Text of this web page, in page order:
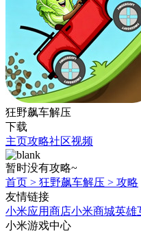
狂野飙车解压
下载
主页攻略社区视频
暂时没有攻略~
首页 > 狂野飙车解压 > 攻略
友情链接
小米应用商店小米商城英雄
小米游戏中心